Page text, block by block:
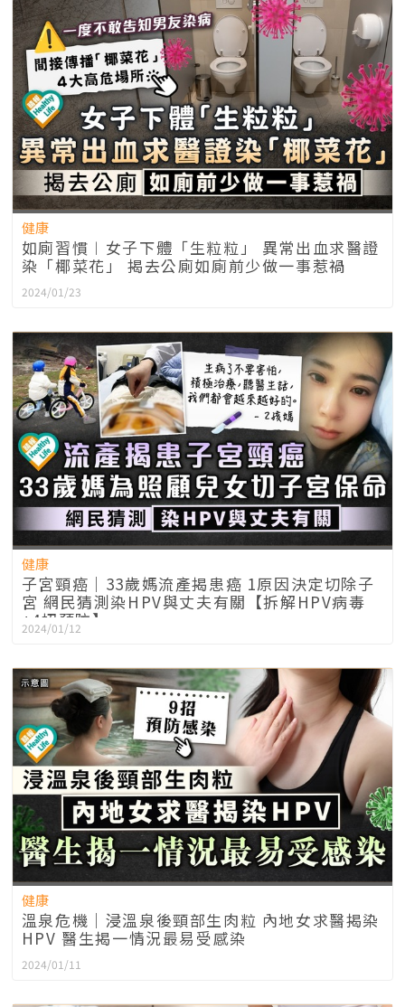
健康
如廁習慣︱女子下體「生粒粒」 異常出血求醫證
染「椰菜花」 揭去公廁如廁前少做一事惹禍
2024/01/23
健康
子宮頸癌｜33歲媽流產揭患癌 1原因決定切除子
宮 網民猜測染HPV與丈夫有關【拆解HPV病毒
+4招預防】
2024/01/12
健康
溫泉危機｜浸溫泉後頸部生肉粒 內地女求醫揭染
HPV 醫生揭一情況最易受感染
2024/01/11